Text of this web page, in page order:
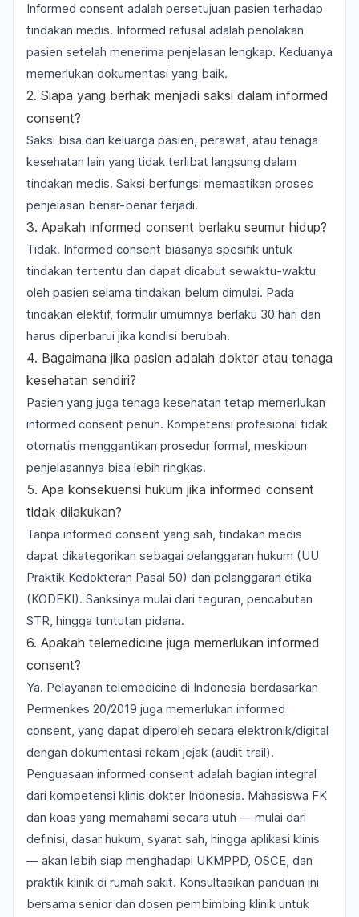
Informed consent adalah persetujuan pasien terhadap
tindakan medis. Informed refusal adalah penolakan
pasien setelah menerima penjelasan lengkap. Keduanya
memerlukan dokumentasi yang baik.
2. Siapa yang berhak menjadi saksi dalam informed
consent?
Saksi bisa dari keluarga pasien, perawat, atau tenaga
kesehatan lain yang tidak terlibat langsung dalam
tindakan medis. Saksi berfungsi memastikan proses
penjelasan benar-benar terjadi.
3. Apakah informed consent berlaku seumur hidup?
Tidak. Informed consent biasanya spesifik untuk
tindakan tertentu dan dapat dicabut sewaktu-waktu
oleh pasien selama tindakan belum dimulai. Pada
tindakan elektif, formulir umumnya berlaku 30 hari dan
harus diperbarui jika kondisi berubah.
4. Bagaimana jika pasien adalah dokter atau tenaga
kesehatan sendiri?
Pasien yang juga tenaga kesehatan tetap memerlukan
informed consent penuh. Kompetensi profesional tidak
otomatis menggantikan prosedur formal, meskipun
penjelasannya bisa lebih ringkas.
5. Apa konsekuensi hukum jika informed consent
tidak dilakukan?
Tanpa informed consent yang sah, tindakan medis
dapat dikategorikan sebagai pelanggaran hukum (UU
Praktik Kedokteran Pasal 50) dan pelanggaran etika
(KODEKI). Sanksinya mulai dari teguran, pencabutan
STR, hingga tuntutan pidana.
6. Apakah telemedicine juga memerlukan informed
consent?
Ya. Pelayanan telemedicine di Indonesia berdasarkan
Permenkes 20/2019 juga memerlukan informed
consent, yang dapat diperoleh secara elektronik/digital
dengan dokumentasi rekam jejak (audit trail).
Penguasaan informed consent adalah bagian integral
dari kompetensi klinis dokter Indonesia. Mahasiswa FK
dan koas yang memahami secara utuh — mulai dari
definisi, dasar hukum, syarat sah, hingga aplikasi klinis
— akan lebih siap menghadapi UKMPPD, OSCE, dan
praktik klinik di rumah sakit. Konsultasikan panduan ini
bersama senior dan dosen pembimbing klinik untuk